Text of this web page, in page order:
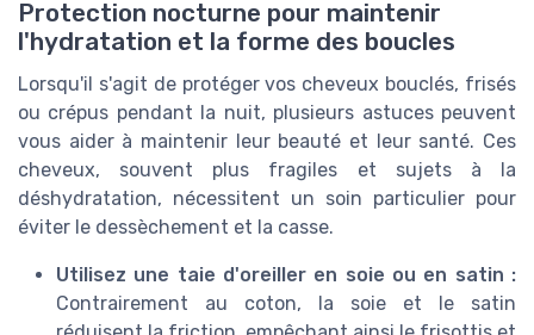
Protection nocturne pour maintenir
l'hydratation et la forme des boucles
Lorsqu'il s'agit de protéger vos cheveux bouclés, frisés
ou crépus pendant la nuit, plusieurs astuces peuvent
vous aider à maintenir leur beauté et leur santé. Ces
cheveux, souvent plus fragiles et sujets à la
déshydratation, nécessitent un soin particulier pour
éviter le dessèchement et la casse.
Utilisez une taie d'oreiller en soie ou en satin :
Contrairement au coton, la soie et le satin